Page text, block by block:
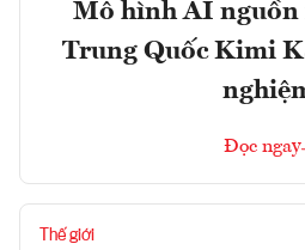
Mô hình AI nguồn
Trung Quốc Kimi
Đọc ngay
Thế giới